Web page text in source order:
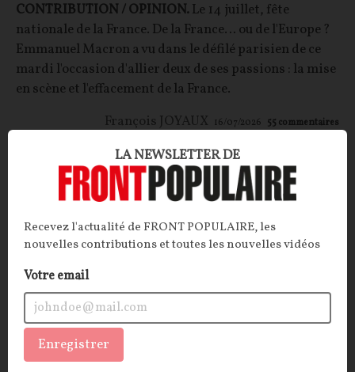
CONTRIBUTION / OPINION.Le 14 juillet, fête
nationale de la France. De la France… ou de l'Europe ?
Emmanuel Macron a vu dans le défilé parisien de ce
mardi l'occasion d'allier deux de ses passions : la mise
en scène et l'effacement de la France.
François JOYAUX 16/07/2026 55 commentaires
INTERNATIONALUNION EUROPÉENNE
LA NEWSLETTER DE
Recevez l'actualité de FRONT POPULAIRE, les
nouvelles contributions et toutes les nouvelles vidéos
Votre email
Enregistrer